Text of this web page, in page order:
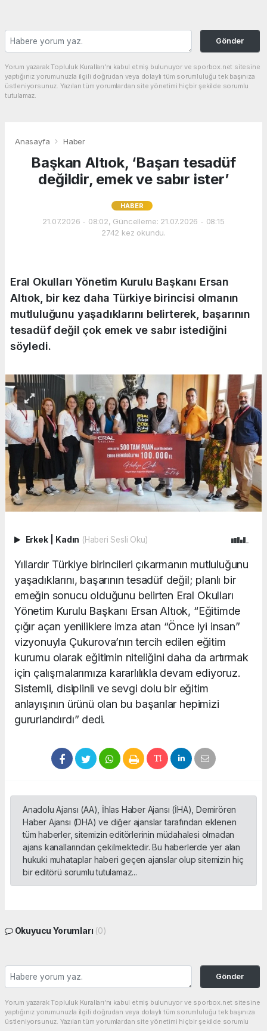
Gönder
Yorum yazarak Topluluk Kuralları’nı kabul etmiş bulunuyor ve sporbox.net sitesine
yaptığınız yorumunuzla ilgili doğrudan veya dolaylı tüm sorumluluğu tek başınıza
üstleniyorsunuz. Yazılan tüm yorumlardan site yönetimi hiçbir şekilde sorumlu
tutulamaz.
Anasayfa Haber
Başkan Altıok, ‘Başarı tesadüf
değildir, emek ve sabır ister’
HABER
21.07.2026 - 08:02, Güncelleme: 21.07.2026 - 08:15
2742 kez okundu.
Eral Okulları Yönetim Kurulu Başkanı Ersan
Altıok, bir kez daha Türkiye birincisi olmanın
mutluluğunu yaşadıklarını belirterek, başarının
tesadüf değil çok emek ve sabır istediğini
söyledi.
Erkek Kadın (Haberi Sesli Oku)
Yıllardır Türkiye birincileri çıkarmanın mutluluğunu
yaşadıklarını, başarının tesadüf değil; planlı bir
emeğin sonucu olduğunu belirten Eral Okulları
Yönetim Kurulu Başkanı Ersan Altıok, “Eğitimde
çığır açan yeniliklere imza atan “Önce iyi insan”
vizyonuyla Çukurova’nın tercih edilen eğitim
kurumu olarak eğitimin niteliğini daha da artırmak
için çalışmalarımıza kararlılıkla devam ediyoruz.
Sistemli, disiplinli ve sevgi dolu bir eğitim
anlayışının ürünü olan bu başarılar hepimizi
gururlandırdı” dedi.
Anadolu Ajansı (AA), İhlas Haber Ajansı (İHA), Demirören
Haber Ajansı (DHA) ve diğer ajanslar tarafından eklenen
tüm haberler, sitemizin editörlerinin müdahalesi olmadan
ajans kanallarından çekilmektedir. Bu haberlerde yer alan
hukuki muhataplar haberi geçen ajanslar olup sitemizin hiç
bir editörü sorumlu tutulamaz...
Okuyucu Yorumları (0)
Gönder
Yorum yazarak Topluluk Kuralları’nı kabul etmiş bulunuyor ve sporbox.net sitesine
yaptığınız yorumunuzla ilgili doğrudan veya dolaylı tüm sorumluluğu tek başınıza
üstleniyorsunuz. Yazılan tüm yorumlardan site yönetimi hiçbir şekilde sorumlu